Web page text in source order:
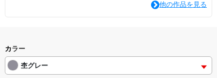
他の作品を見る
カラー
杢グレー